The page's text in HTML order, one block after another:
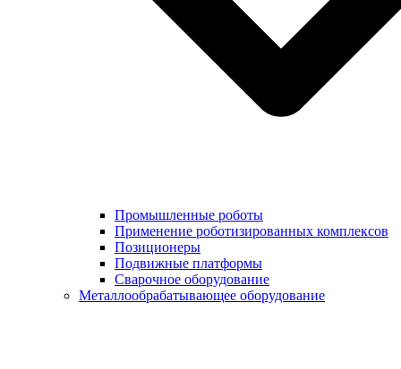
Промышленные роботы
Применение роботизированных комплексов
Позиционеры
Подвижные платформы
Сварочное оборудование
Металлообрабатывающее оборудование